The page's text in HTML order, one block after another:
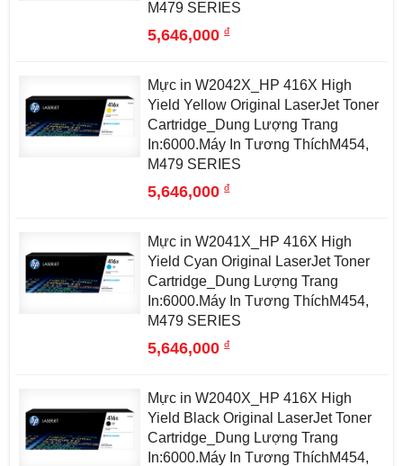
M479 SERIES
5,646,000đ
Mực in W2042X_HP 416X High
Yield Yellow Original LaserJet Toner
Cartridge_Dung Lượng Trang
In:6000.Máy In Tương ThíchM454,
M479 SERIES
5,646,000đ
Mực in W2041X_HP 416X High
Yield Cyan Original LaserJet Toner
Cartridge_Dung Lượng Trang
In:6000.Máy In Tương ThíchM454,
M479 SERIES
5,646,000đ
Mực in W2040X_HP 416X High
Yield Black Original LaserJet Toner
Cartridge_Dung Lượng Trang
In:6000.Máy In Tương ThíchM454,